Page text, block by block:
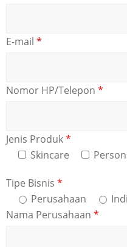
E-mail *
Nomor HP/Telepon *
Jenis Produk*
Skincare
Tipe Bisnis *
Perusahaan
Nama Perusahaan *